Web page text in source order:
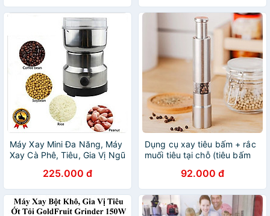
Máy Xay Mini Đa Năng, Máy
Xay Cà Phê, Tiêu, Gia Vị Ngũ
225.000 đ
Dụng cụ xay tiêu bấm + rắc
muối tiêu tại chỗ (tiêu bấm
92.000 đ